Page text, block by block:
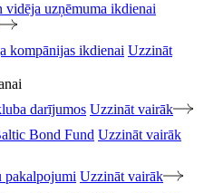
vidēja uzņēmuma ikdienai
kompānijas ikdienai Uzzināt
darījumos Uzzināt vairāk
Bond Fund Uzzināt vairāk
pakalpojumi Uzzināt vairāk